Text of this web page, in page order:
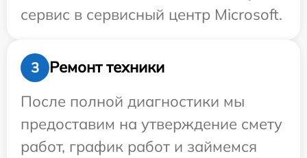
сервис в сервисный центр Microsoft.
3
Ремонт техники
После полной диагностики мы
предоставим на утверждение смету
работ, график работ и займемся